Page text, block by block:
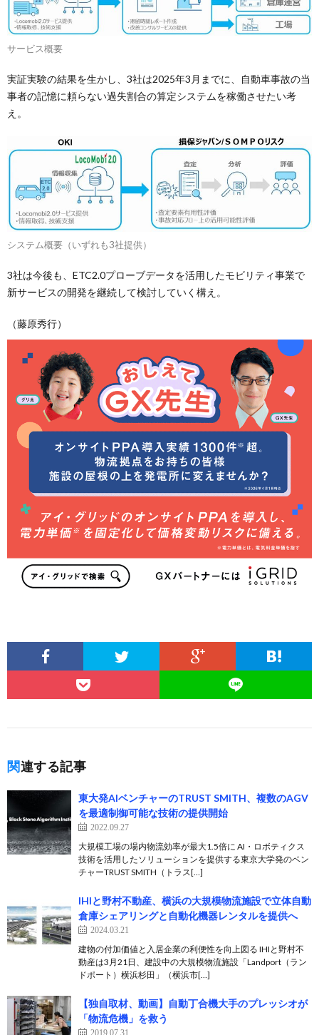
サービス概要
実証実験の結果を生かし、3社は2025年3月までに、自動車事故の当
事者の記憶に頼らない過失割合の算定システムを稼働させたい考
え。
システム概要（いずれも3社提供）
3社は今後も、ETC2.0プローブデータを活用したモビリティ事業で
新サービスの開発を継続して検討していく構え。
（藤原秀行）
関連する記事
東大発AIベンチャーのTRUST SMITH、複数のAGV
を最適制御可能な技術の提供開始
2022.09.27
大規模工場の場内物流効率が最大1.5倍に AI・ロボティクス
技術を活用したソリューションを提供する東京大学発のベン
チャーTRUST SMITH（トラス[…]
IHIと野村不動産、横浜の大規模物流施設で立体自動
倉庫シェアリングと自動化機器レンタルを提供へ
2024.03.21
建物の付加価値と入居企業の利便性を向上図る IHIと野村不
動産は3月21日、建設中の大規模物流施設「Landport（ラン
ドポート）横浜杉田」（横浜市[…]
【独自取材、動画】自動丁合機大手のプレッシオが
「物流危機」を救う
2019.07.31